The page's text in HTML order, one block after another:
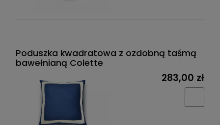
Poduszka kwadratowa z ozdobną taśmą
bawełnianą Colette
283,00 zł